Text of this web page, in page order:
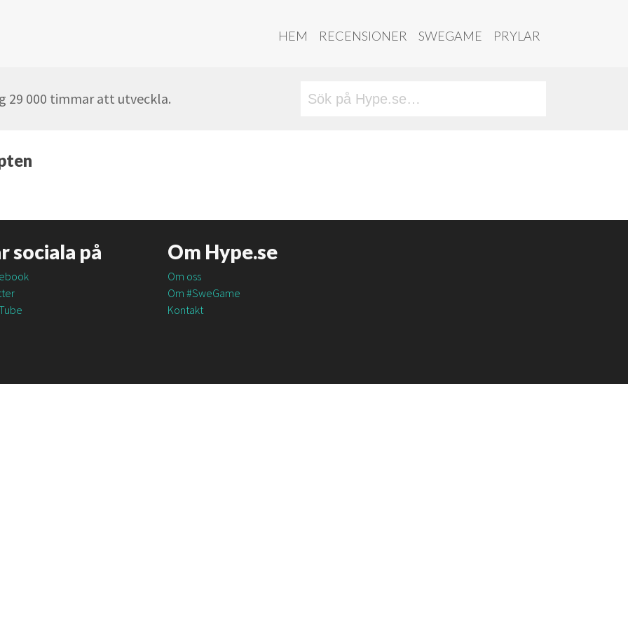
HEM RECENSIONER SWEGAME PRYLAR
29 000 timmar att utveckla.
sociala på Om Hype.se
Om oss
Om #SweGame
Kontakt